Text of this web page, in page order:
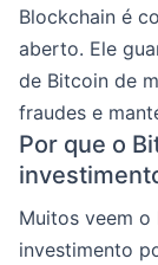
Blockchain é
aberto. Ele
de Bitcoin de
fraudes e
Por que o
Muitos veem
investimento